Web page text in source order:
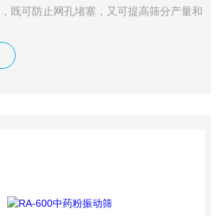
既可防止网孔堵塞，又可提高筛分产量和